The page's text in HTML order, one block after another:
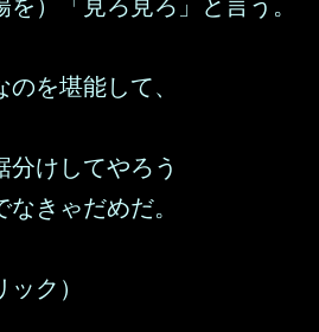
）「見ろ見ろ」と言う。
を堪能して、
分けしてやろう
きゃだめだ。
ク）